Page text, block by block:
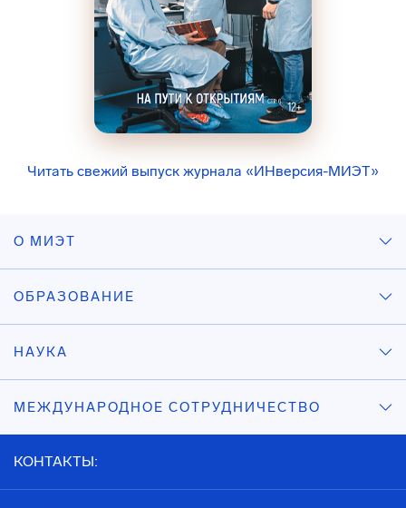
Читать свежий выпуск журнала «ИНверсия-МИЭТ»
О МИЭТ
ОБРАЗОВАНИЕ
НАУКА
МЕЖДУНАРОДНОЕ СОТРУДНИЧЕСТВО
КОНТАКТЫ: